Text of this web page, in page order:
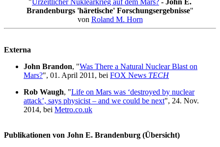
"Urzeitlicher Nuklearkrieg auf dem Mars? - John E.
Brandenburgs 'häretische' Forschungsergebnisse"
von Roland M. Horn
Externa
John Brandon, "Was There a Natural Nuclear Blast on
Mars?", 01. April 2011, bei FOX News TECH
Rob Waugh, "Life on Mars was ‘destroyed by nuclear
attack’, says physicist – and we could be next", 24. Nov.
2014, bei Metro.co.uk
Publikationen von John E. Brandenburg (Übersicht)